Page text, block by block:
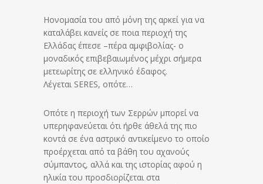
Ηονομασία του από μόνη της αρκεί για να
καταλάβει κανείς σε ποια περιοχή της
Ελλάδας έπεσε –πέρα αμφιβολίας- ο
μοναδικός επιβεβαιωμένος μέχρι σήμερα
μετεωρίτης σε ελληνικό έδαφος.
Λέγεται SERES, οπότε…
Οπότε η περιοχή των Σερρών μπορεί να
υπερηφανεύεται ότι ήρθε άθελά της πιο
κοντά σε ένα αστρικό αντικείμενο το οποίο
προέρχεται από τα βάθη του αχανούς
σύμπαντος, αλλά και της ιστορίας αφού η
ηλικία του προσδιορίζεται στα